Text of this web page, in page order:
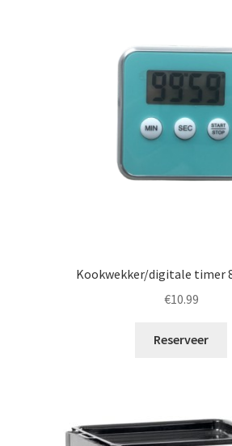
Kookwekker/digitale timer
€10.99
Reserveer